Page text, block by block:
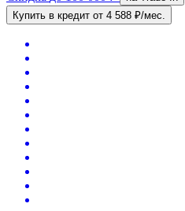
Купить в кредит от 4 588 ₽/мес.